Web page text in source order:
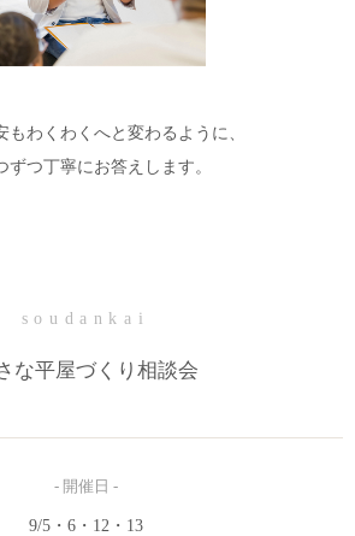
もわくわくへと変わるように、
ずつ丁寧にお答えします。
soudankai
な平屋づくり相談会
- 開催日 -
9/5・6・12・13